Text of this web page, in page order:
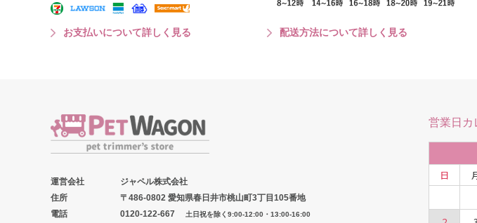
お支払いについて詳しく見る 配送方法について詳しく見る
運営会社
ジャペル株式会社
住所
〒486-0802 愛知県春日井市桃山町3丁目105番地
電話
0120-122-667 土日祝を除く9:00-12:00・13:00-16:00
営業日カ
日